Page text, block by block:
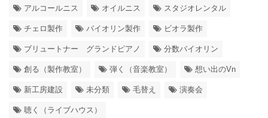
アルコールニス オイルニス スタジオレンタル
チェロ製作 バイオリン製作 ビオラ製作
ブリュートナー グランドピアノ 分数バイオリン
創る（製作教室） 弾く（音楽教室） 想い出のVn
新工房建設 未分類 毛替え 演奏会
聴く（ライブハウス）